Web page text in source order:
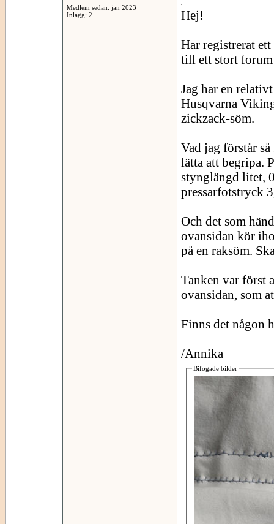
Medlem sedan: jan 2023
Inlägg: 2
Hej!
Har registrerat
till ett stort forum
Jag har en
Husqvarna
zickzack-söm.
Vad jag förstår
lätta att begripa.
stynglängd litet,
pressarfotstryck
Och det som
ovansidan kör
på en raksöm.
Tanken var först
ovansidan, som
Finns det någon
/Annika
Bifogade bilder